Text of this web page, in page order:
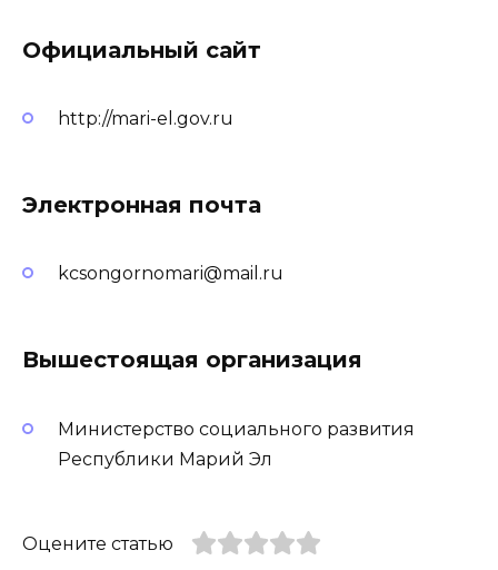
Официальный сайт
http://mari-el.gov.ru
Электронная почта
kcsongornomari@mail.ru
Вышестоящая организация
Министерство социального развития
Республики Марий Эл
Оцените статью